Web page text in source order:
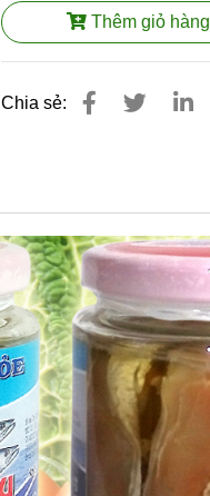
Thêm giỏ hàng
Chia sẻ: